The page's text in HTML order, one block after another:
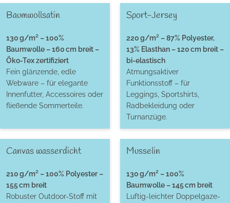
Baumwollsatin
130 g/m² – 100%
Baumwolle – 160 cm breit –
Öko-Tex zertifiziert
Fein glänzende, edle
Webware – für elegante
Innenfutter, Accessoires oder
fließende Sommerteile.
Sport-Jersey
220 g/m² – 87% Polyester,
13% Elasthan – 120 cm breit –
bi-elastisch
Atmungsaktiver
Funktionsstoff – für
Leggings, Sportshirts,
Radbekleidung oder
Turnanzüge.
Canvas wasserdicht
210 g/m² – 100% Polyester –
155 cm breit
Robuster Outdoor-Stoff mit
Musselin
130 g/m² – 100%
Baumwolle – 145 cm breit
Luftig-leichter Doppelgaze-